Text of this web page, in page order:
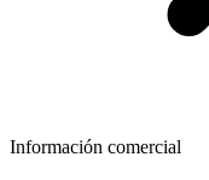
Información comercial